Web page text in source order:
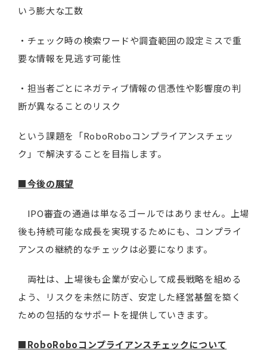
いう膨大な工数
・チェック時の検索ワードや調査範囲の設定ミスで重
要な情報を見逃す可能性
・担当者ごとにネガティブ情報の信憑性や影響度の判
断が異なることのリスク
という課題を「RoboRoboコンプライアンスチェッ
ク」で解決することを目指します。
■今後の展望
IPO審査の通過は単なるゴールではありません。上場
後も持続可能な成長を実現するためにも、コンプライ
アンスの継続的なチェックは必要になります。
両社は、上場後も企業が安心して成長戦略を組める
よう、リスクを未然に防ぎ、安定した経営基盤を築く
ための包括的なサポートを提供していきます。
■RoboRoboコンプライアンスチェックについて